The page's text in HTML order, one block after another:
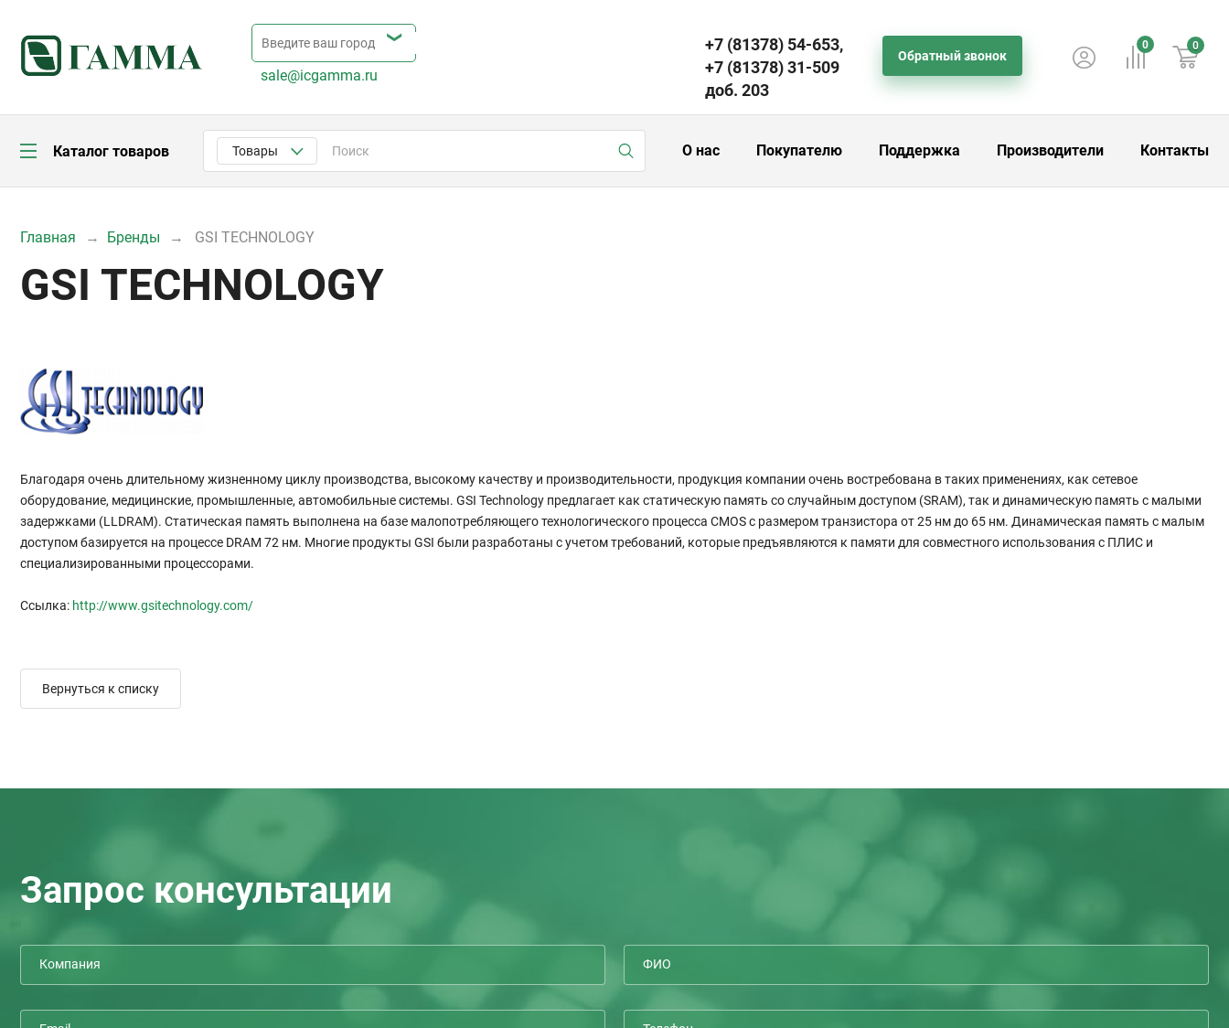
+7 (81378) 54-653,
+7 (81378) 31-509
доб. 203
Обратный звонок
sale@icgamma.ru
0 0
Каталог товаров Товары О нас Покупателю Поддержка Производители Контакты
Главная Бренды GSI TECHNOLOGY
GSI TECHNOLOGY
Благодаря очень длительному жизненному циклу производства, высокому качеству и производительности, продукция компании очень востребована в таких применениях, как сетевое
оборудование, медицинские, промышленные, автомобильные системы. GSI Technology предлагает как статическую память со случайным доступом (SRAM), так и динамическую память с малыми
задержками (LLDRAM). Статическая память выполнена на базе малопотребляющего технологического процесса CMOS с размером транзистора от 25 нм до 65 нм. Динамическая память с малым
доступом базируется на процессе DRAM 72 нм. Многие продукты GSI были разработаны с учетом требований, которые предъявляются к памяти для совместного использования с ПЛИС и
специализированными процессорами.
Ссылка: http://www.gsitechnology.com/
Вернуться к списку
Запрос консультации